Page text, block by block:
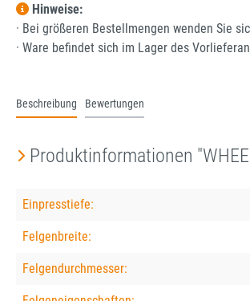
Hinweise:
· Bei größeren Bestellmengen wenden Sie
· Ware befindet sich im Lager des
Beschreibung Bewertungen
Produktinformationen
Einpresstiefe:
Felgenbreite:
Felgendurchmesser: